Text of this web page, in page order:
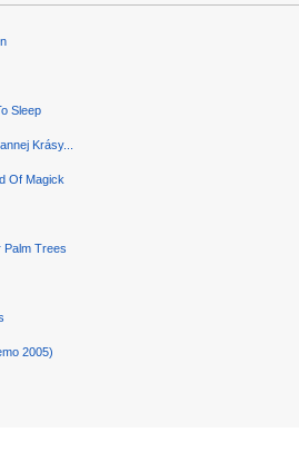
Sleep
Krásy...
Of Magick
Palm Trees
2005)